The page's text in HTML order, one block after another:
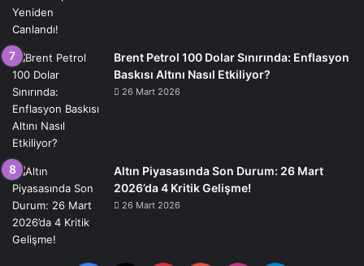
Brent Petrol 100 Dolar Sınırında: Enflasyon
Baskısı Altını Nasıl Etkiliyor?
26 Mart 2026
Altın Piyasasında Son Durum: 26 Mart
2026’da 4 Kritik Gelişme!
26 Mart 2026